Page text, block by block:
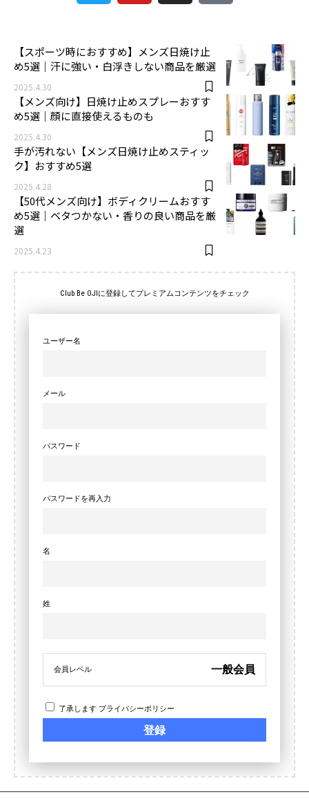
【スポーツ時におすすめ】メンズ日焼け止
め5選｜汗に強い・白浮きしない商品を厳選
2025.4.30
【メンズ向け】日焼け止めスプレーおすす
め5選｜顔に直接使えるものも
2025.4.30
手が汚れない【メンズ日焼け止めスティッ
ク】おすすめ5選
2025.4.28
【50代メンズ向け】ボディクリームおすす
め5選｜ベタつかない・香りの良い商品を厳
選
2025.4.23
Club Be OJIに登録してプレミアムコンテンツをチェック
ユーザー名
メール
パスワード
パスワードを再入力
名
姓
会員レベル 一般会員
了承します プライバシーポリシー